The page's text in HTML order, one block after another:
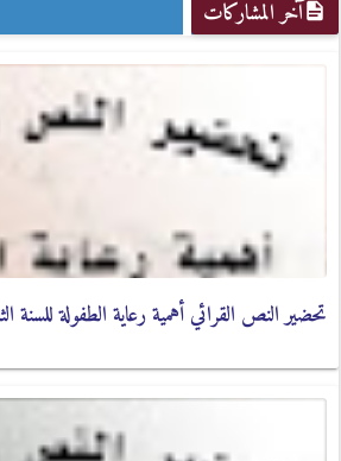
آخر المشاركات
تحضير النص القرائي أهمية رعاية الطفولة للسنة